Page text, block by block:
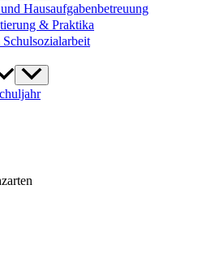
Hausaufgabenbetreuung
& Praktika